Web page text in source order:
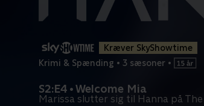
Kræver SkyShowtime
Krimi & Spænding • 3 sæsoner •
S2:E4 • Welcome Mia
Marissa slutter sig til Hanna på